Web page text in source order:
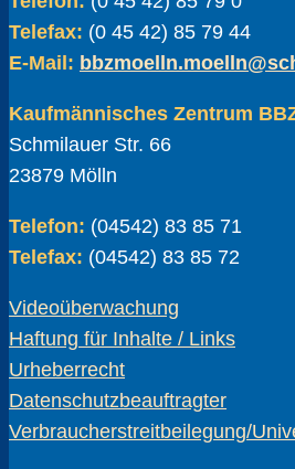
Telefax: (0 45 42) 85 79 44
E-Mail:
Kaufmännisches Zentrum
Schmilauer Str. 66
23879 Mölln
Telefon: (04542) 83 85 71
Telefax: (04542) 83 85 72
Videoüberwachung
Haftung für Inhalte / Links
Urheberrecht
Datenschutzbeauftragter
Verbraucherstreitbeilegung/